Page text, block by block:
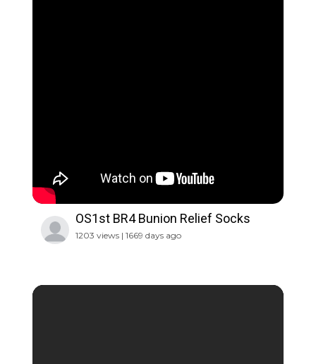
OS1st BR4 Bunion Relief Socks
1203 views | 1669 days ago